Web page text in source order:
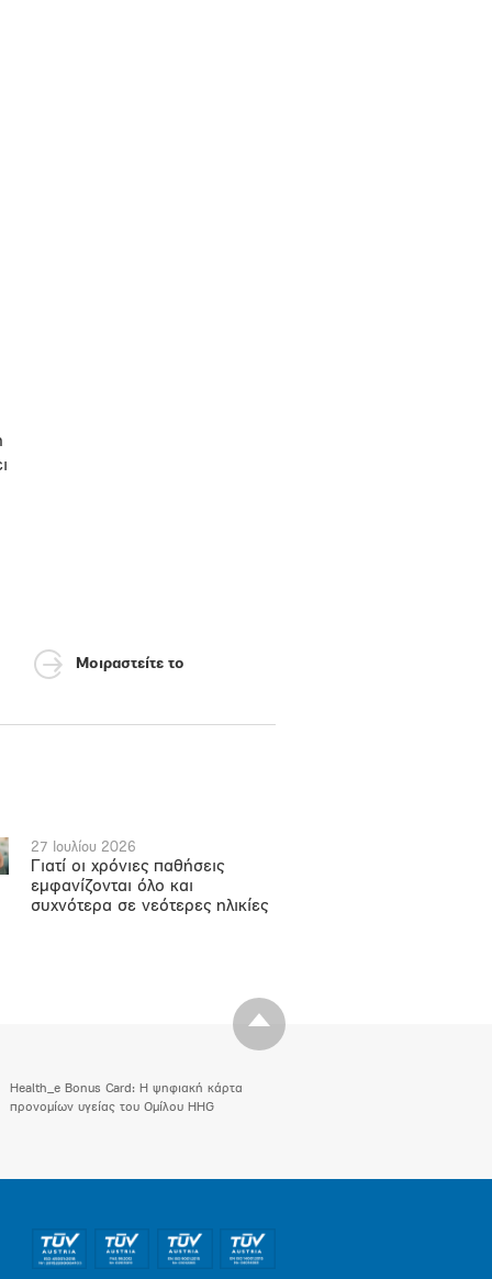
Μοιραστείτε το
27 Ιουλίου 2026
Γιατί οι χρόνιες παθήσεις
εμφανίζονται όλο και
συχνότερα σε νεότερες ηλικίες
Health_e Bonus Card: H ψηφιακή κάρτα
προνομίων υγείας του Ομίλου HHG